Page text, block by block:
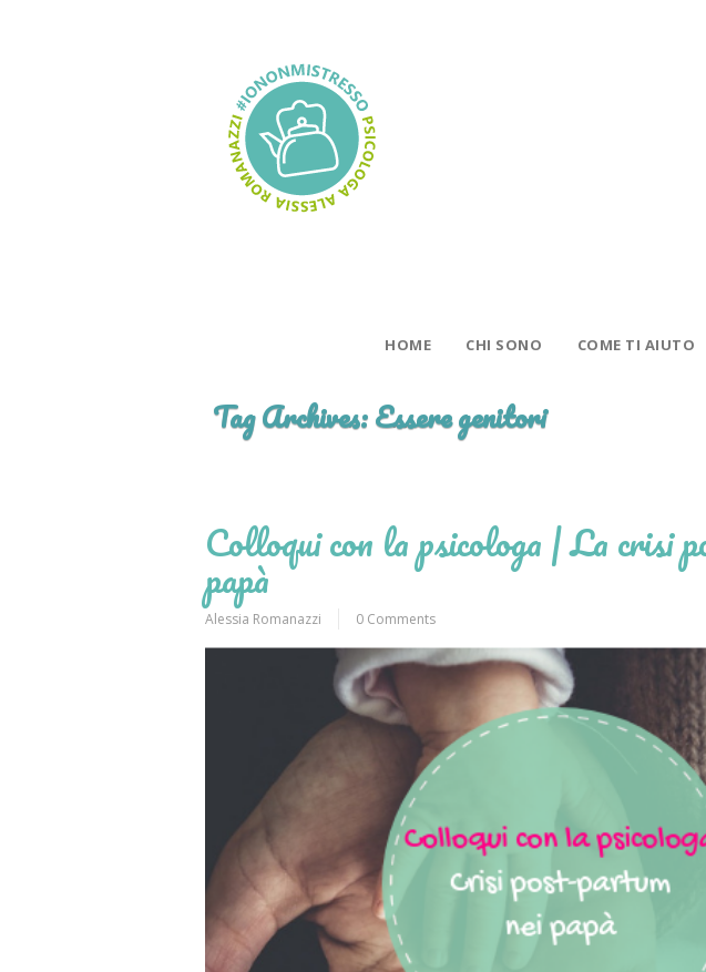
HOME CHI SONO COME TI AIUTO
Tag Archives:Essere genitori
Colloqui con la psicologa | La crisi
papà
Alessia Romanazzi 0 Comments